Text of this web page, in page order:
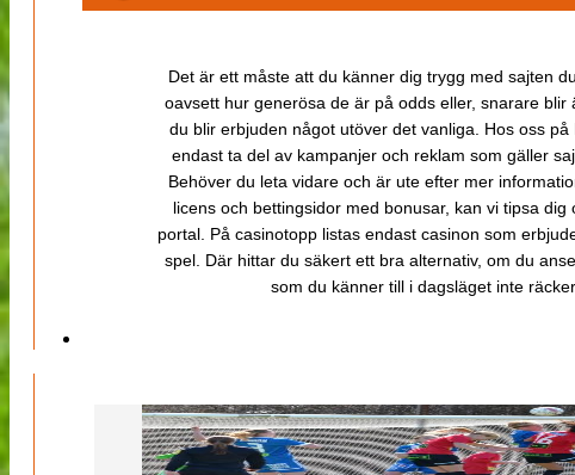
Det är ett måste att du känner dig trygg med sajten
oavsett hur generösa de är på odds eller, snarare blir
du blir erbjuden något utöver det vanliga. Hos oss på
endast ta del av kampanjer och reklam som gäller
Behöver du leta vidare och är ute efter mer
licens och bettingsidor med bonusar, kan vi tipsa dig
portal. På casinotopp listas endast casinon som
spel. Där hittar du säkert ett bra alternativ, om du
som du känner till i dagsläget inte räcker